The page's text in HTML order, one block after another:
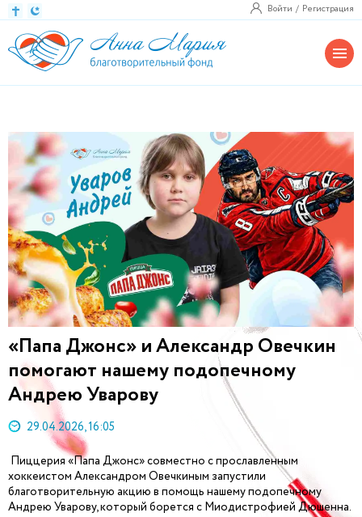
Войти Регистрация
«Папа Джонс» и Александр Овечкин
помогают нашему подопечному
Андрею Уварову
29.04.2026, 16:05
Пиццерия «Папа Джонс» совместно с прославленным
хоккеистом Александром Овечкиным запустили
благотворительную акцию в помощь нашему подопечному
Андрею Уварову, который борется с Миодистрофией Дюшенна.